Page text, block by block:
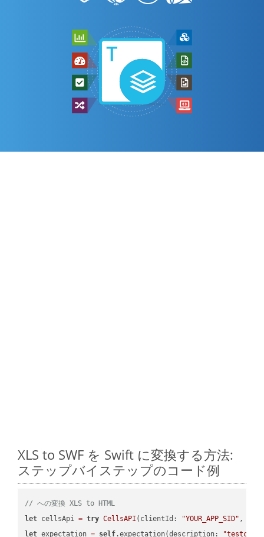
XLS to SWF を Swift に変換する方法:
ステップバイステップのコード例
// への変換 XLS to HTML
let cellsApi = try CellsAPI (clientId: "YOUR_APP_SID" ,
let expectation = self.expectation(description: